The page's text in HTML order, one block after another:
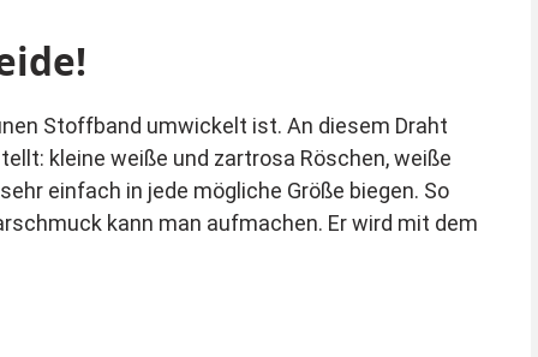
Stoffband umwickelt ist. An diesem Draht
kleine weiße und zartrosa Röschen, weiße
einfach in jede mögliche Größe biegen. So
kann man aufmachen. Er wird mit dem